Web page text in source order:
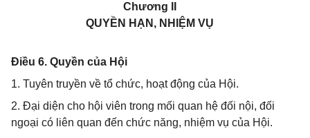
Chương II
QUYỀN HẠN, NHIỆM VỤ
Điều 6. Quyền của Hội
1. Tuyên truyền về tổ chức, hoạt động của Hội.
2. Đại diện cho hội viên trong mối quan hệ đối nội, đối
ngoại có liên quan đến chức năng, nhiệm vụ của Hội.